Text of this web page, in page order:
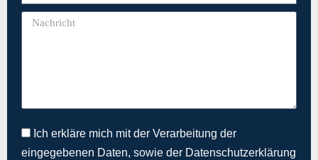
Ich erkläre mich mit der Verarbeitung der
eingegebenen Daten, sowie der Datenschutzerklärung